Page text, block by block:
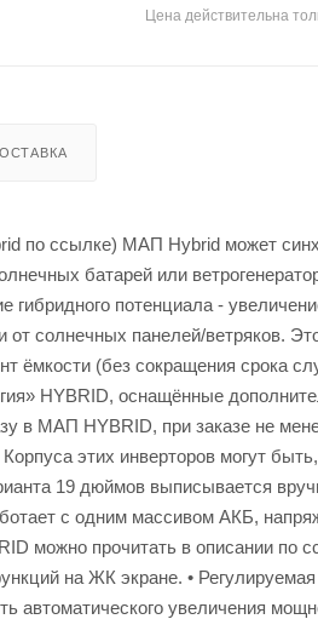
Цена действительна
по ссылке) МАП Hybrid может
батарей или
гибридного потенциала -
от солнечных панелей/ветряков.
ёмкости (без сокращения срока
HYBRID, оснащённые
в МАП HYBRID, при заказе не
этих инверторов могут
19 дюймов выписывается
с одним массивом АКБ,
можно прочитать в описании по
на ЖК экране. • Регулируемая
автоматического увеличения